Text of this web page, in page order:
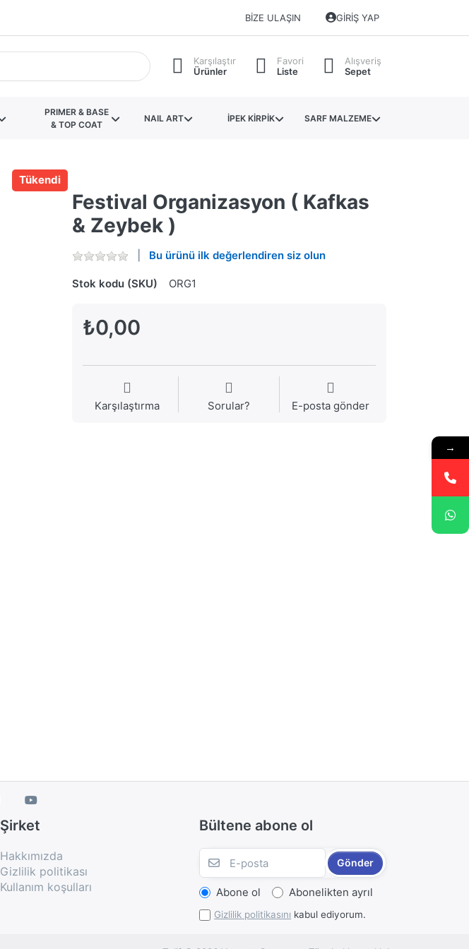
BIZE ULAŞIN GIRIŞ YAP
Karşılaştır
Ürünler
Favori
Liste
Alışveriş
Sepet
PRIMER & BASE
& TOP COAT
NAIL ART İPEK KİRPİK SARF MALZEME
Festival Organizasyon ( Kafkas
& Zeybek )
Bu ürünü ilk değerlendiren siz olun
Stok kodu (SKU) ORG1
₺0,00
Tükendi
Karşılaştırma Sorular? E-posta gönder
Şirket
Hakkımızda
Gizlilik politikası
Kullanım koşulları
Bültene abone ol
Gönder
Abone ol Abonelikten ayrıl
Gizlilik politikasını kabul ediyorum.
→